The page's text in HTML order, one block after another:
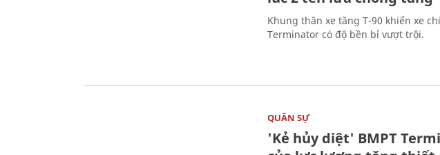
Khung thân xe tăng T-90 khiến xe
Terminator có độ bền bỉ vượt trội.
QUÂN SỰ
'Kẻ hủy diệt' BMPT